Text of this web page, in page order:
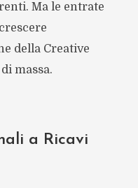
Ma le entrate
della Creative
massa.
a Ricavi